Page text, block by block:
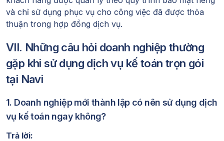
và chỉ sử dụng phục vụ cho công việc đã được thỏa
thuận trong hợp đồng dịch vụ.
VII. Những câu hỏi doanh nghiệp thường
gặp khi sử dụng dịch vụ kế toán trọn gói
tại Navi
1. Doanh nghiệp mới thành lập có nên sử dụng dịch
vụ kế toán ngay không?
Trả lời: